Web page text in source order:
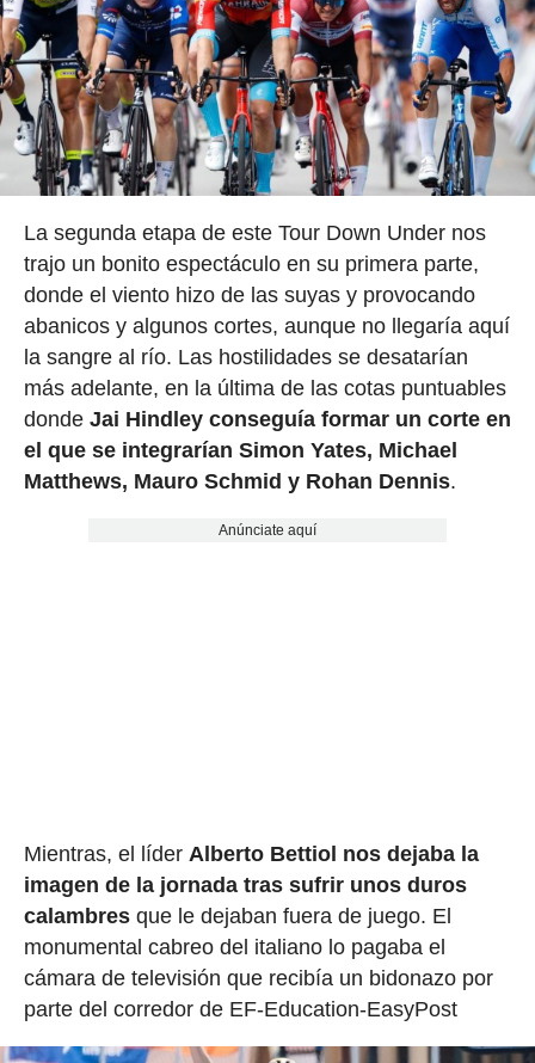
La segunda etapa de este Tour Down Under nos
trajo un bonito espectáculo en su primera parte,
donde el viento hizo de las suyas y provocando
abanicos y algunos cortes, aunque no llegaría aquí
la sangre al río. Las hostilidades se desatarían
más adelante, en la última de las cotas puntuables
donde Jai Hindley conseguía formar un corte en
el que se integrarían Simon Yates, Michael
Matthews, Mauro Schmid y Rohan Dennis.
Anúnciate aquí
Mientras, el líder Alberto Bettiol nos dejaba la
imagen de la jornada tras sufrir unos duros
calambresque le dejaban fuera de juego. El
monumental cabreo del italiano lo pagaba el
cámara de televisión que recibía un bidonazo por
parte del corredor de EF-Education-EasyPost